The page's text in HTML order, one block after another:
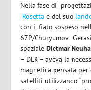
Nella fase di
Rosetta e del suo
con il fiato sospeso
67P/
spazialeDietmar
– DLR – aveva la
magnetica pensata
satelliti utilizzando